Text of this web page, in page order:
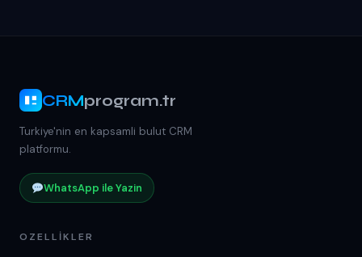
CRMprogram.tr
Turkiye'nin en kapsamli bulut CRM
platformu.
WhatsApp ile Yazin
OZELLIKLER